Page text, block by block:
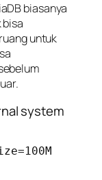
biasanya
bisa
untuk
system